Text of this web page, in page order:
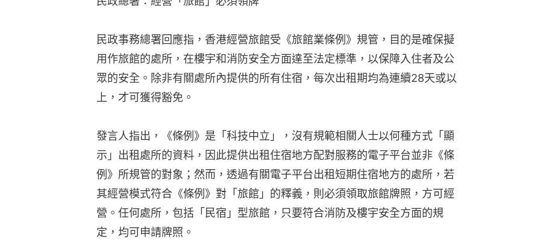
民政事務總署回應指，香港經營旅館受《旅館業條例》規管，目的是確保擬
用作旅館的處所，在樓宇和消防安全方面達至法定標準，以保障入住者及公
眾的安全。除非有關處所內提供的所有住宿，每次出租期均為連續28天或以
上，才可獲得豁免。
發言人指出，《條例》是「科技中立」，沒有規範相關人士以何種方式「顯
示」出租處所的資料，因此提供出租住宿地方配對服務的電子平台並非《條
例》所規管的對象；然而，透過有關電子平台出租短期住宿地方的處所，若
其經營模式符合《條例》對「旅館」的釋義，則必須領取旅館牌照，方可經
營。任何處所，包括「民宿」型旅館，只要符合消防及樓宇安全方面的規
定，均可申請牌照。